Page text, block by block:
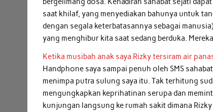
saat khilaf, yang menyediakan bahunya untuk
dengan segala keterbatasannya sebagai
yang menghibur kita saat sedang berduka.
Ketika musibah anak saya Rizky tersiram air
Handphone saya sampai penuh oleh SMS
menimpa putra sulung saya itu. Tak terhitung
mengungkapkan keprihatinan serupa dan
kunjungan langsung ke rumah sakit dimana